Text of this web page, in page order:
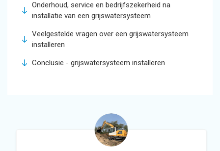
Onderhoud, service en bedrijfszekerheid na
installatie van een grijswatersysteem
Veelgestelde vragen over een grijswatersysteem
installeren
Conclusie - grijswatersysteem installeren